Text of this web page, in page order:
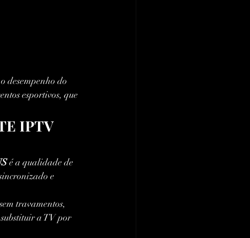
desempenho do
esportivos, que
IPTV
é a qualidade de
e
travamentos,
substituir a TV por